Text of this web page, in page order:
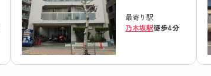
最寄り駅
乃木坂駅徒歩4分